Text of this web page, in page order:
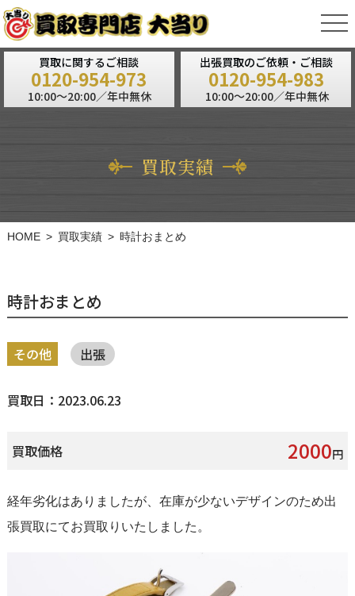
買取に関するご相談
0120-954-973
10:00～20:00／年中無休
出張買取のご依頼・ご相談
0120-954-983
10:00～20:00／年中無休
買取実績
HOME 買取実績 時計おまとめ
時計おまとめ
その他 出張
買取日：2023.06.23
買取価格 2000円
経年劣化はありましたが、在庫が少ないデザインのため出
張買取にてお買取りいたしました。